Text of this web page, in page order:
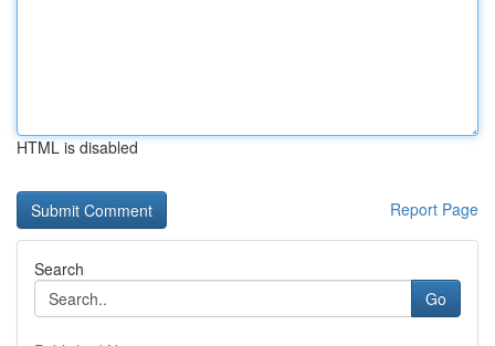
HTML is disabled
Report Page
Search
Go